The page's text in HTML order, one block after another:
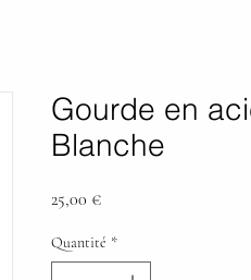
Gourde en
Blanche
25,00 €Prix
Quantité *